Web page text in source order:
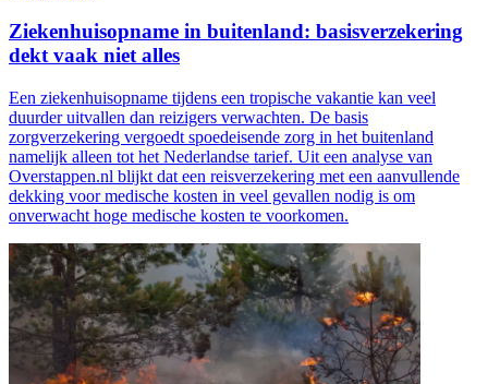
Ziekenhuisopname in buitenland: basisverzekering
dekt vaak niet alles
Een ziekenhuisopname tijdens een tropische vakantie kan veel
duurder uitvallen dan reizigers verwachten. De basis
zorgverzekering vergoedt spoedeisende zorg in het buitenland
namelijk alleen tot het Nederlandse tarief. Uit een analyse van
Overstappen.nl blijkt dat een reisverzekering met een aanvullende
dekking voor medische kosten in veel gevallen nodig is om
onverwacht hoge medische kosten te voorkomen.